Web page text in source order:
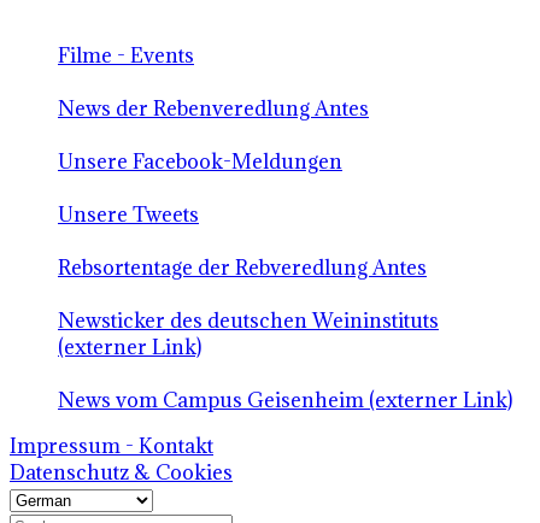
Filme - Events
News der Rebenveredlung Antes
Unsere Facebook-Meldungen
Unsere Tweets
Rebsortentage der Rebveredlung Antes
Newsticker des deutschen Weininstituts
(externer Link)
News vom Campus Geisenheim (externer Link)
Impressum - Kontakt
Datenschutz & Cookies